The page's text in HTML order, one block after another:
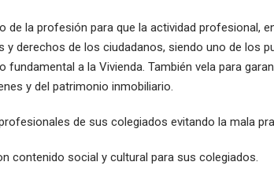
de la profesión para que la actividad profesional,
y derechos de los ciudadanos, siendo uno de los
fundamental a la Vivienda. También vela para
y del patrimonio inmobiliario.
de sus colegiados evitando la mala
contenido social y cultural para sus colegiados.